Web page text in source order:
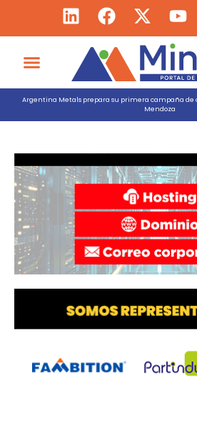
Argentina Metals prepara su primera campaña de
Mendoza